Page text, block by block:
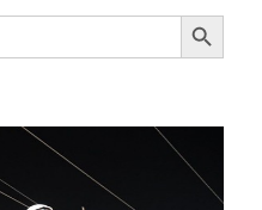
Botón de búsqueda